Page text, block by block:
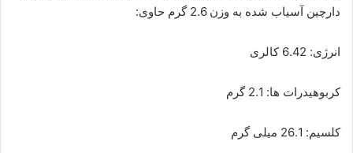
دارچین آسیاب شده به وزن 2.6 گرم حاوی:
انرژی: 6.42 کالری
کربوهیدرات ها: 2.1 گرم
کلسیم: 26.1 میلی گرم